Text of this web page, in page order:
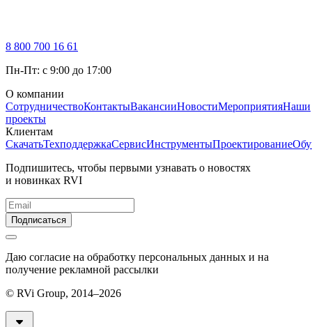
8 800 700 16 61
Пн-Пт: с 9:00 до 17:00
О компании
СотрудничествоКонтактыВакансииНовостиМероприятияНаши
проекты
Клиентам
СкачатьТехподдержкаСервисИнструментыПроектирование
Подпишитесь, чтобы первыми узнавать о новостях
и новинках RVI
Подписаться
Даю согласие на обработку персональных данных и на
получение рекламной рассылки
© RVi Group, 2014–2026